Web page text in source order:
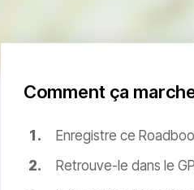
Comment ça
Enregistre ce
Retrouve-le dans le